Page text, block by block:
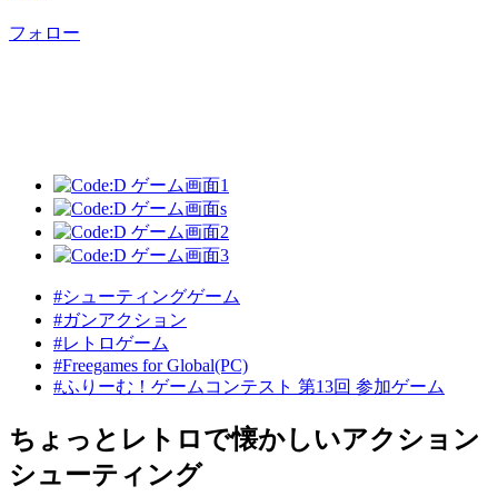
フォロー
#シューティングゲーム
#ガンアクション
#レトロゲーム
#Freegames for Global(PC)
#ふりーむ！ゲームコンテスト 第13回 参加ゲーム
ちょっとレトロで懐かしいアクション
シューティング